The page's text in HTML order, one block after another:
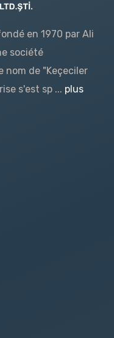
en 1970 par Ali
société
nom de "Keçeciler
s'est sp ... plus